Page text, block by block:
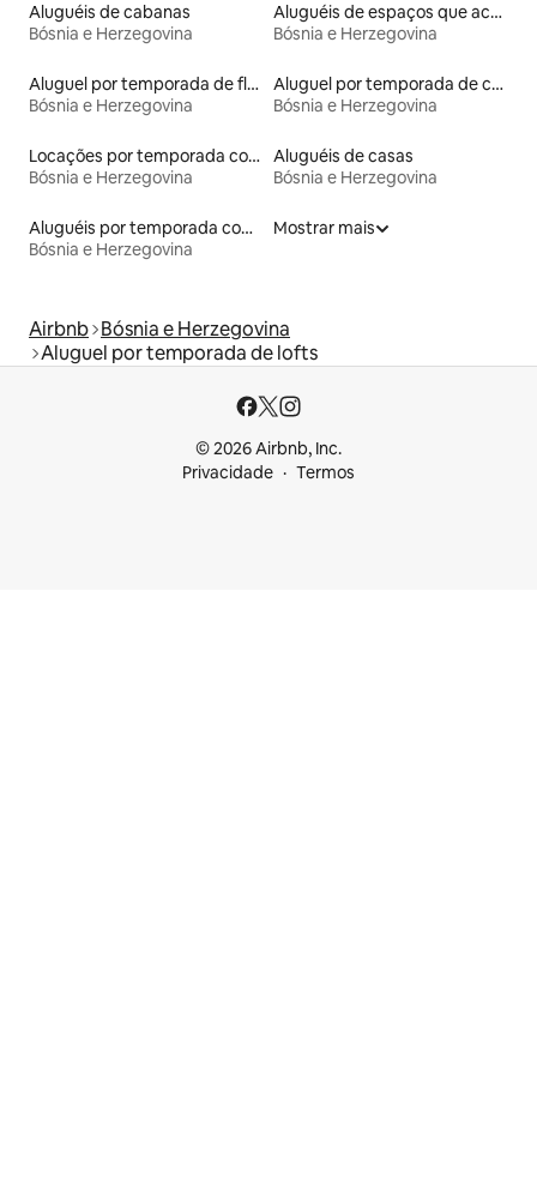
Aluguéis de cabanas
Bósnia e Herzegovina
Aluguéis de espaços que aceitam animais de estimação
Bósnia e Herzegovina
Aluguel por temporada de flats
Bósnia e Herzegovina
Aluguel por temporada de casas na terra
Bósnia e Herzegovina
Locações por temporada com piscina
Bósnia e Herzegovina
Aluguéis de casas
Bósnia e Herzegovina
Aluguéis por temporada com sauna
Bósnia e Herzegovina
Mostrar mais
Airbnb Bósnia e Herzegovina
Aluguel por temporada de lofts
© 2026 Airbnb, Inc.
Privacidade
Termos